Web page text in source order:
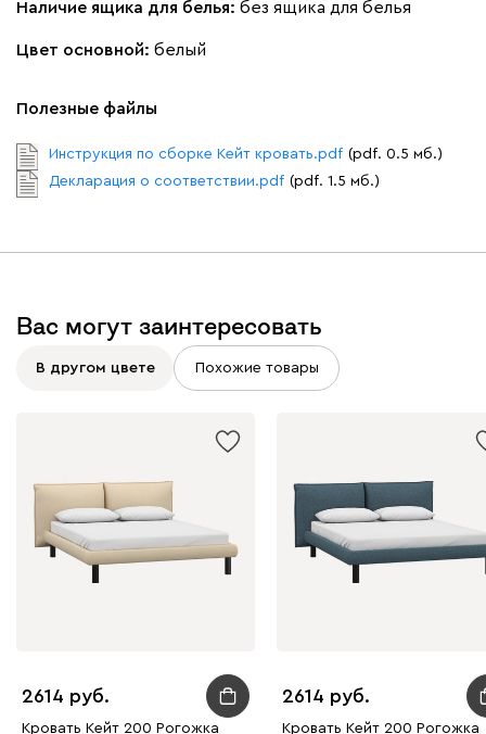
Наличие ящика для белья: без ящика для белья
Цвет основной: белый
Полезные файлы
Инструкция по сборке Кейт кровать.pdf (pdf. 0.5 мб.)
Декларация о соответствии.pdf (pdf. 1.5 мб.)
Вас могут заинтересовать
В другом цвете Похожие товары
2614
Кровать Кейт 200 Рогожка
2614
Кровать Кейт 200 Рогожка